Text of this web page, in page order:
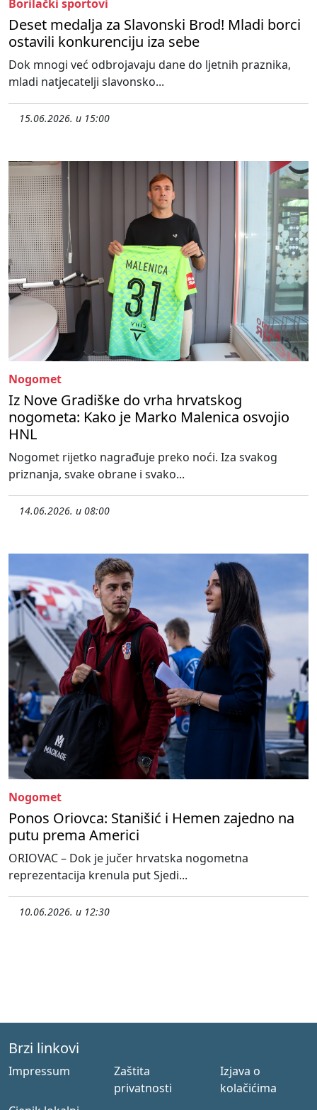
Borilački sportovi
Deset medalja za Slavonski Brod! Mladi borci
ostavili konkurenciju iza sebe
Dok mnogi već odbrojavaju dane do ljetnih praznika,
mladi natjecatelji slavonsko...
15.06.2026. u 15:00
Nogomet
Iz Nove Gradiške do vrha hrvatskog
nogometa: Kako je Marko Malenica osvojio
HNL
Nogomet rijetko nagrađuje preko noći. Iza svakog
priznanja, svake obrane i svako...
14.06.2026. u 08:00
Nogomet
Ponos Oriovca: Stanišić i Hemen zajedno na
putu prema Americi
ORIOVAC – Dok je jučer hrvatska nogometna
reprezentacija krenula put Sjedi...
10.06.2026. u 12:30
Brzi linkovi
Impressum
Zaštita
privatnosti
Izjava o
kolačićima